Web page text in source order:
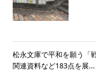
松永文庫で平和を願う
関連資料など183点を展...